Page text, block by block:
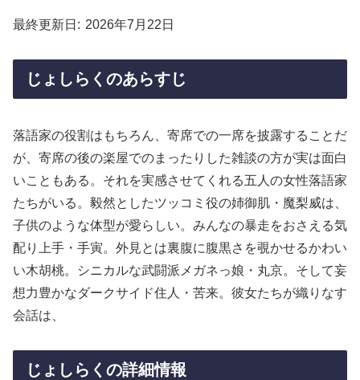
最終更新日 2026年7月22日
じょしらくのあらすじ
落語家の役割はもちろん、寄席での一席を披露することだ
が、寄席の後の楽屋でのまったりした雑談の方が実は面白
いこともある。それを実感させてくれる五人の女性落語家
たちがいる。毅然としたツッコミ役の姉御肌・魔梨威は、
子供のような体型が愛らしい。みんなの暴走をおさえる気
配り上手・手寅。外見とは裏腹に腹黒さを覗かせるかわい
い木胡桃。シニカルな武闘派メガネっ娘・丸京。そして妄
想力豊かなダークサイド住人・苦来。彼女たちが織りなす
会話は、
じょしらくの詳細情報